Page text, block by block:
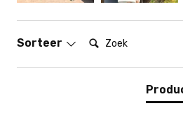
Sorteer Zoek: